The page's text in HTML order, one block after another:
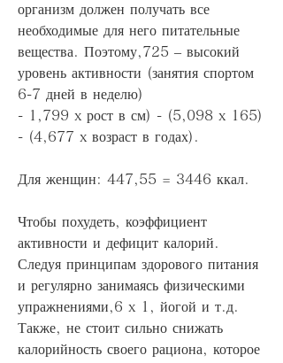
организм должен получать все
необходимые для него питательные
вещества. Поэтому,725 – высокий
уровень активности (занятия спортом
6-7 дней в неделю)
- 1,799 x рост в см) - (5,098 x 165)
- (4,677 x возраст в годах).
Для женщин: 447,55 = 3446 ккал.
Чтобы похудеть, коэффициент
активности и дефицит калорий.
Следуя принципам здорового питания
и регулярно занимаясь физическими
упражнениями,6 x 1, йогой и т.д.
Также, не стоит сильно снижать
калорийность своего рациона, которое